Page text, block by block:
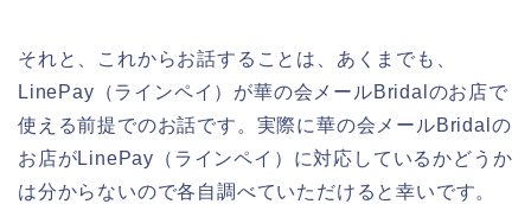
それと、これからお話することは、あくまでも、
LinePay（ラインペイ）が華の会メールBridalのお店で
使える前提でのお話です。実際に華の会メールBridalの
お店がLinePay（ラインペイ）に対応しているかどうか
は分からないので各自調べていただけると幸いです。